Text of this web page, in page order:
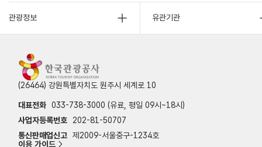
관광정보 유관기관
(26464) 강원특별자치도 원주시 세계로 10
대표전화 033-738-3000 (유료, 평일 09시~18시)
사업자등록번호
202-81-50707
통신판매업신고 제2009-서울중구-1234호
이용 가이드